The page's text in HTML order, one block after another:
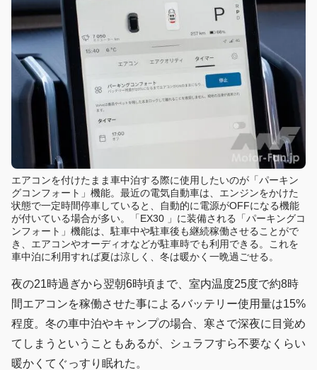
エアコンを付けたまま車中泊する際に使用したいのが「パーキン
グコンフォート」機能。最近の電気自動車は、エンジンをかけた
状態で一定時間停車していると、自動的に電源がOFFになる機能
が付いている場合が多い。「EX30 」に装備される「パーキングコ
ンフォート」機能は、駐車中や駐車後も継続稼働させることがで
き、エアコンやオーディオなどが駐車時でも利用できる。これを
車中泊に利用すれば夏は涼しく、冬は暖かく一晩過ごせる。
夜の21時過ぎから翌朝6時頃まで、室内温度25度で約8時
間エアコンを稼働させた事によるバッテリー使用量は15%
程度。冬の車中泊やキャンプの場合、寒さで深夜に目覚め
てしまうということもあるが、シュラフすら不要なくらい
暖かくてぐっすり眠れた。